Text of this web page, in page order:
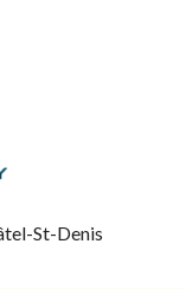
St-Denis